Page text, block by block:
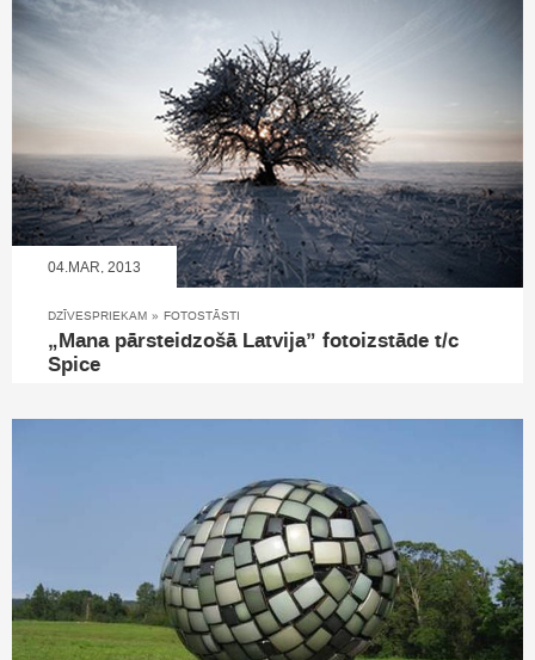
04.MAR, 2013
DZĪVESPRIEKAM » FOTOSTĀSTI
„Mana pārsteidzošā Latvija” fotoizstāde t/c
Spice